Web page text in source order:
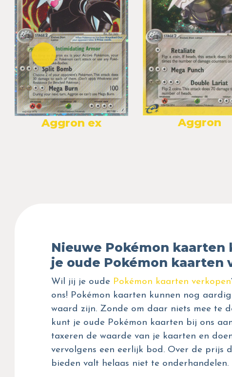
Aggron ex Aggron
Nieuwe Pokémon kaarten
je oude Pokémon kaarten
Wil jij je oude Pokémon kaarten verkopen
ons! Pokémon kaarten kunnen nog
waard zijn. Zonde om daar niets mee te
kunt je oude Pokémon kaarten bij ons
taxeren de waarde van je kaarten en
vervolgens een eerlijk bod. Over de prijs
bieden valt helaas niet te onderhandelen.